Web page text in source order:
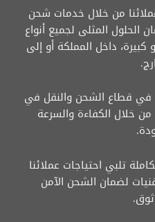
من خلال خدمات شحن
الحلول المثلى لجميع أنواع
داخل المملكة أو إلى
في قطاع الشحن والنقل في
خلال الكفاءة والسرعة
تلبي احتياجات عملائنا
لضمان الشحن الآمن